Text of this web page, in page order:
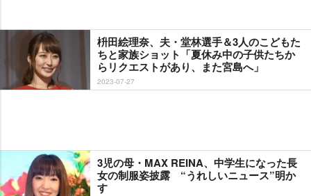
枡田絵理奈、夫・堂林選手＆3人のこどもた
ちと家族ショット「夏休み中の子供たちか
らリクエストがあり、また宮島へ」
2023-07-27
3児の母・MAX REINA、中学生になった長
女の制服姿披露 “うれしいニュース”明か
す